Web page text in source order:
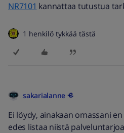
NR7101 kannattaa tutustua
1 henkilö tykkää tästä
sakarialanne
Ei löydy, ainakaan omassani
edes listaa niistä